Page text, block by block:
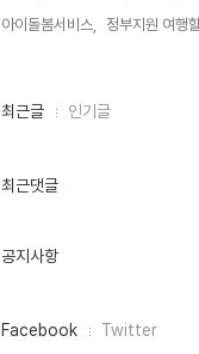
아이돌봄서비스,
정부지원 여행
최
인
최근글 인기글
최근댓글
공지사항
페
Facebook Twitter